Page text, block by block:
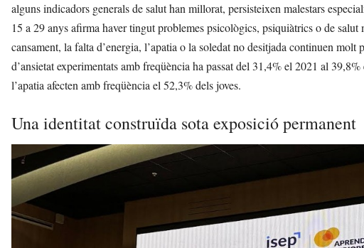
alguns indicadors generals de salut han millorat, persisteixen malestars
15 a 29 anys afirma haver tingut problemes psicològics, psiquiàtrics o de
cansament, la falta d’energia, l’apatia o la soledat no desitjada continuen molt
d’ansietat experimentats amb freqüència ha passat del 31,4% el 2021 al
l’apatia afecten amb freqüència el 52,3% dels joves.
Una identitat construïda sota exposició permanent